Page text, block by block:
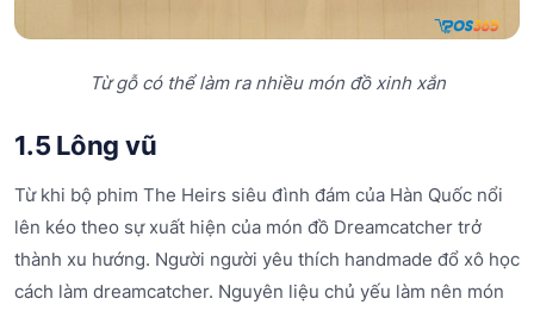
Từ gỗ có thể làm ra nhiều món đồ xinh xắn
1.5 Lông vũ
Từ khi bộ phim The Heirs siêu đình đám của Hàn Quốc nổi
lên kéo theo sự xuất hiện của món đồ Dreamcatcher trở
thành xu hướng. Người người yêu thích handmade đổ xô học
cách làm dreamcatcher. Nguyên liệu chủ yếu làm nên món